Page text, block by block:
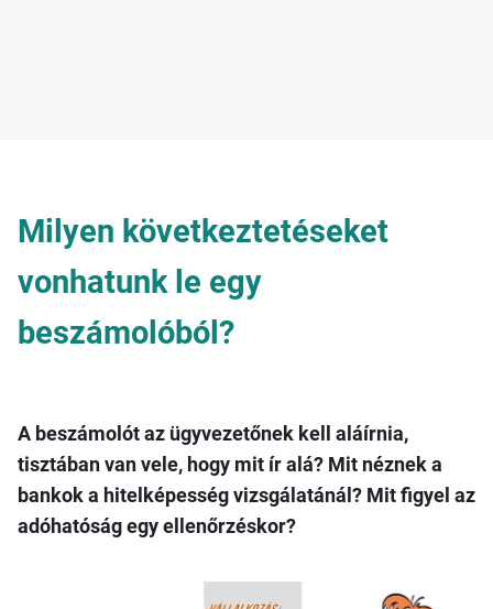
Milyen következtetéseket
vonhatunk le egy
beszámolóból?
A beszámolót az ügyvezetőnek kell aláírnia,
tisztában van vele, hogy mit ír alá? Mit néznek a
bankok a hitelképesség vizsgálatánál? Mit figyel az
adóhatóság egy ellenőrzéskor?